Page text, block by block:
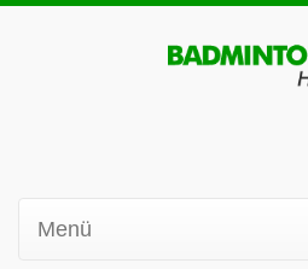
Menü